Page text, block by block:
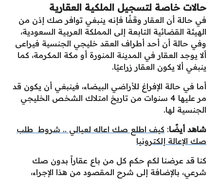
حالات خاصة لتسجيل الملكية العقارية
في حالة أن العقار وقفًا فإنه ينبغي توافر صك إذن من
الهيئة القضائية التابعة إلى المملكة العربية السعودية،
وفي حالة أن أحد أطراف العقد خليجي الجنسية فيراعى
ألا يوجد العقار في المدينة المنورة أو مكة المكرمة، كما
ينبغي ألا يكون العقار زراعيًا.
أما في حالة الإفراغ للأراضي البيضاء، فينبغي أن يكون قد
مر عليها 4 سنوات من تاريخ امتلاك الشخص الخليجي
الجنسية لها.
شاهد أيضًا: كيف اطلع صك اعاله لعيالي .. شروط طلب
صك الإعالة إلكترونيا
كنا قد عرضنا لكم حكم كل من باع عقاراً بدون صك
شرعي، بالإضافة إلى شرح المقصود من هذا الإجراء،